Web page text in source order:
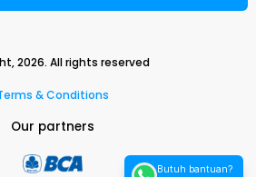
2026. All rights reserved
& Conditions
Our partners
Butuh bantuan?